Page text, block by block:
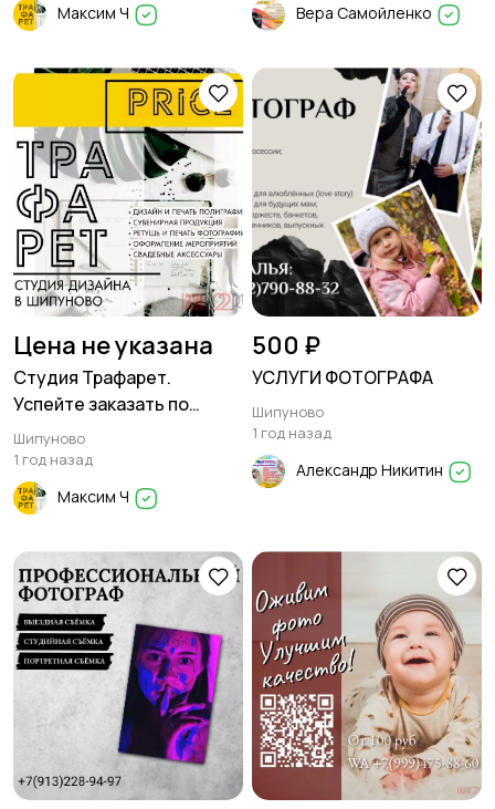
Максим Ч Вера Самойленко
Цена не указана
Студия Трафарет.
Успейте заказать по
старым ценам!
Шипуново
1 год назад
Максим Ч
500 ₽
УСЛУГИ ФОТОГРАФА
Шипуново
1 год назад
Александр Никитин